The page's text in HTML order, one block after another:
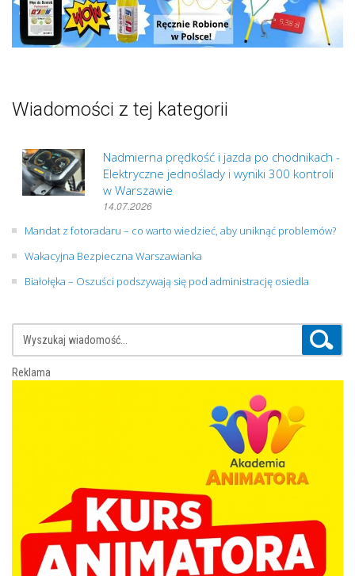
Wiadomości z tej kategorii
Nadmierna prędkość i jazda po chodnikach -
Elektryczne jednoślady i wyniki 300 kontroli
w Warszawie
14.07.2026
Mandat z fotoradaru – co warto wiedzieć, aby uniknąć problemów?
Wakacyjna Bezpieczna Warszawianka
Białołęka – Oszuści podszywają się pod administrację osiedla
Reklama